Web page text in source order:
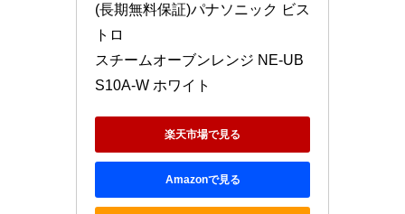
(長期無料保証)パナソニック ビス
トロ
スチームオーブンレンジ NE-UB
S10A-W ホワイト
楽天市場で見る
Amazonで見る